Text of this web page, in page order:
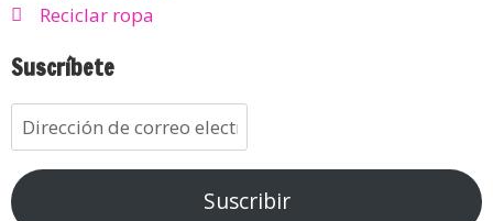
Reciclar ropa
Suscríbete
Suscribir